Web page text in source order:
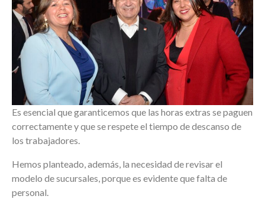
Es esencial que garanticemos que las horas extras se paguen
correctamente y que se respete el tiempo de descanso de
los trabajadores.
Hemos planteado, además, la necesidad de revisar el
modelo de sucursales, porque es evidente que falta de
personal.